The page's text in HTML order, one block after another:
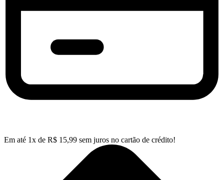
Em até 1x de R$ 15,99 sem juros no cartão de crédito!